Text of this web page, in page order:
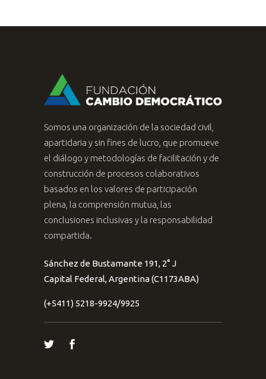
Somos una organización de la sociedad civil,
apartidaria y sin fines de lucro, que promueve
el diálogo y metodologías de facilitación y de
construcción de procesos colaborativos
basados en los valores de participación
plena, la comprensión mutua, las
conclusiones inclusivas y la responsabilidad
compartida.
Sánchez de Bustamante 191, 2° J
Capital Federal, Argentina (C1173ABA)
(+5411) 5218-9924/9925